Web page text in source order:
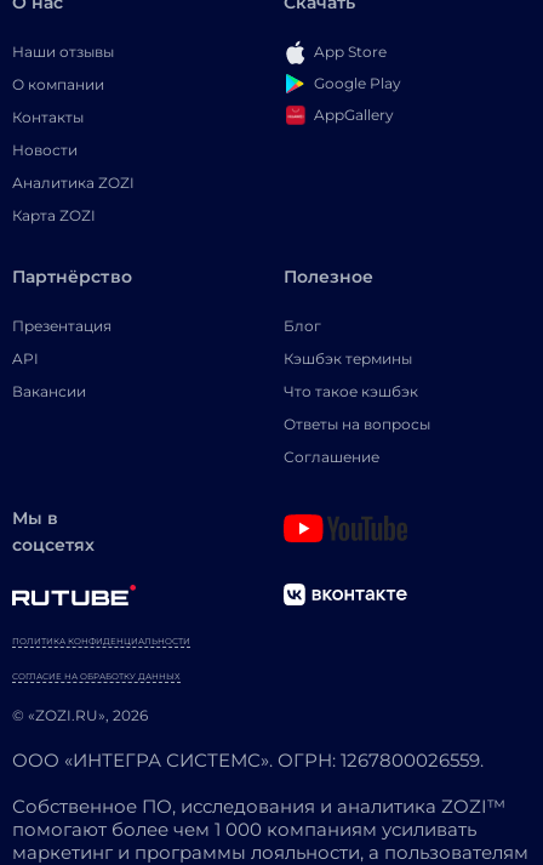
Наши отзывы
О компании
Контакты
Новости
Аналитика ZOZI
Карта ZOZI
App Store
Google Play
AppGallery
Партнёрство
Презентация
API
Вакансии
Полезное
Блог
Кэшбэк термины
Что такое кэшбэк
Ответы на вопросы
Соглашение
Мы в
соцсетях
© «ZOZI.RU», 2026
ПОЛИТИКА КОНФИДЕНЦИАЛЬНОСТИ
СОГЛАСИЕ НА ОБРАБОТКУ ДАННЫХ
ООО «ИНТЕГРА СИСТЕМС». ОГРН: 1267800026559.
Собственное ПО, исследования и аналитика ZOZI™
помогают более чем 1 000 компаниям усиливать
маркетинг и программы лояльности, а пользователям